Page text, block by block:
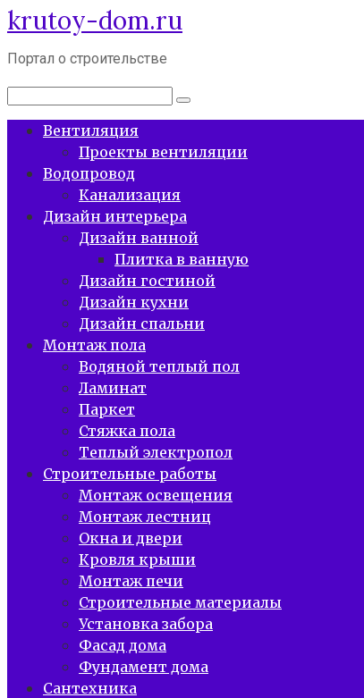
Перейти
к
контенту
krutoy-dom.ru
Портал о строительстве
Поиск:
Вентиляция
Проекты вентиляции
Водопровод
Канализация
Дизайн интерьера
Дизайн ванной
Плитка в ванную
Дизайн гостиной
Дизайн кухни
Дизайн спальни
Монтаж пола
Водяной теплый пол
Ламинат
Паркет
Стяжка пола
Теплый электропол
Строительные работы
Монтаж освещения
Монтаж лестниц
Окна и двери
Кровля крыши
Монтаж печи
Строительные материалы
Установка забора
Фасад дома
Фундамент дома
Сантехника